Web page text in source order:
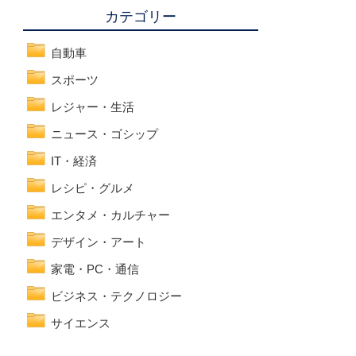
カテゴリー
自動車
スポーツ
レジャー・生活
ニュース・ゴシップ
IT・経済
レシピ・グルメ
エンタメ・カルチャー
デザイン・アート
家電・PC・通信
ビジネス・テクノロジー
サイエンス